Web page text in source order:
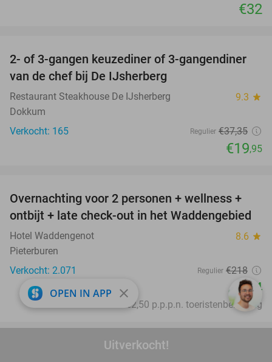
Uitverkocht!
€32
47%
2- of 3-gangen keuzediner of 3-gangendiner
van de chef bij De IJsherberg
Restaurant Steakhouse De IJsherberg 9.3 star
Dokkum
Verkocht: 165
Regulier €37,35
€19,95
66%
Overnachting voor 2 personen + wellness +
ontbijt + late check-out in het Waddengebied
Hotel Waddengenot 8.6 star
Pieterburen
Verkocht: 2.071
Regulier €218
€74
Excl. ca. €2,50 p.p.p.n. toeristenbelasting
favorite_border
OPEN IN APP close